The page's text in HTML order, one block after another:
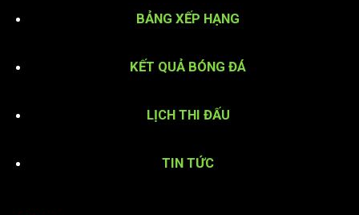
BẢNG XẾP HẠNG
KẾT QUẢ BÓNG ĐÁ
LỊCH THI ĐẤU
TIN TỨC